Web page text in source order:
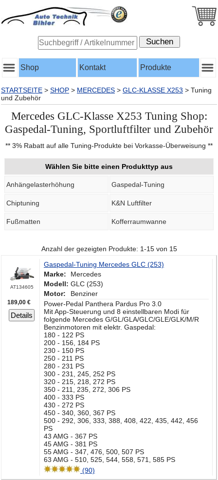
Shop Kontakt Produkte
STARTSEITE > SHOP > MERCEDES > GLC-KLASSE X253 > Tuning
und Zubehör
Mercedes GLC-Klasse X253 Tuning Shop:
Gaspedal-Tuning, Sportluftfilter und Zubehör
** 3% Rabatt auf alle Tuning-Produkte bei Vorkasse-Überweisung **
Wählen Sie bitte einen Produkttyp aus
Anhängelasterhöhung Gaspedal-Tuning
Chiptuning K&N Luftfilter
Fußmatten Kofferraumwanne
Anzahl der gezeigten Produkte: 1-15 von 15
AT134605
189,00 €
Details
Gaspedal-Tuning Mercedes GLC (253)
Marke:
Mercedes
Modell: GLC (253)
Motor:
Benziner
Power-Pedal Panthera Pardus Pro 3.0
Mit App-Steuerung und 8 einstellbaren Modi für
folgende Mercedes G/GL/GLA/GLC/GLE/GLK/M/R
Benzinmotoren mit elektr. Gaspedal:
180 - 122 PS
200 - 156, 184 PS
230 - 150 PS
250 - 211 PS
280 - 231 PS
300 - 231, 245, 252 PS
320 - 215, 218, 272 PS
350 - 211, 235, 272, 306 PS
400 - 333 PS
430 - 272 PS
450 - 340, 360, 367 PS
500 - 292, 306, 333, 388, 408, 422, 435, 442, 456
PS
43 AMG - 367 PS
45 AMG - 381 PS
55 AMG - 347, 476, 500, 507 PS
63 AMG - 510, 525, 544, 558, 571, 585 PS
(90)